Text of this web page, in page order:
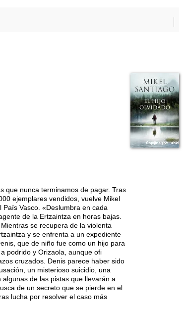
que nunca terminamos de pagar. Tras
ejemplares vendidos, vuelve Mikel
Vasco. «Deslumbra en cada
de la Ertzaintza en horas bajas.
se recupera de la violenta
y se enfrenta a un expediente
que de niño fue como un hijo para
podrido y Orizaola, aunque ofi
cruzados. Denis parece haber sido
un misterioso suicidio, una
de las pistas que llevarán a
de un secreto que se pierde en el
lucha por resolver el caso más